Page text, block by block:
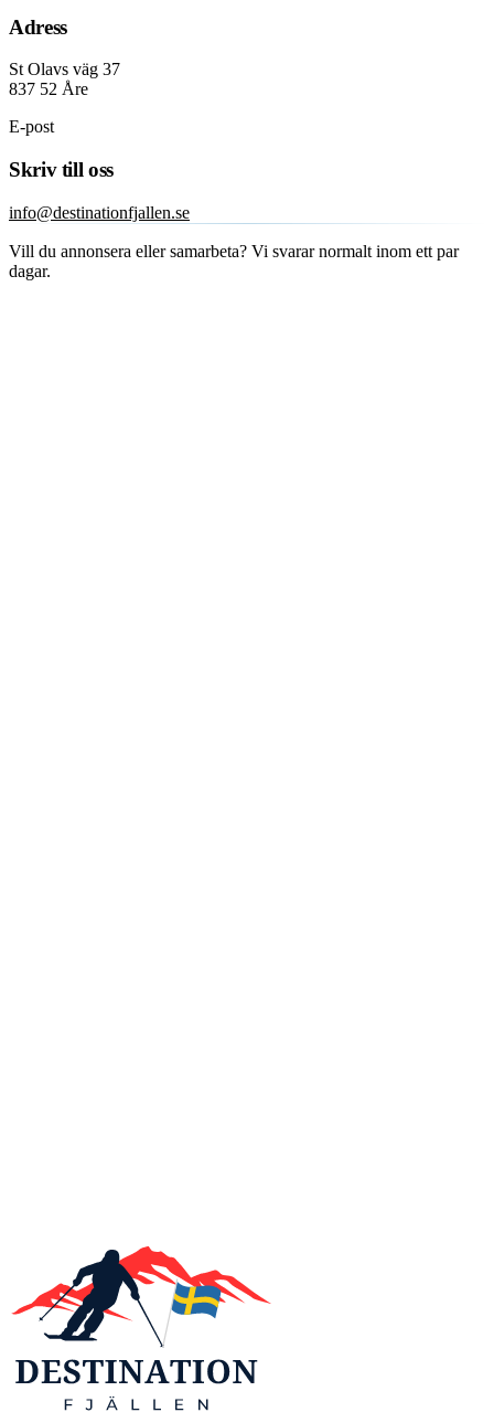
Adress
St Olavs väg 37
837 52 Åre
E-post
Skriv till oss
info@destinationfjallen.se
Vill du annonsera eller samarbeta? Vi svarar normalt inom ett par
dagar.